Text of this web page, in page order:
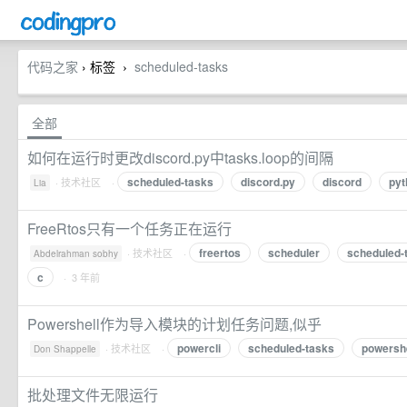
代码之家 › 标签 › scheduled-tasks
全部
如何在运行时更改discord.py中tasks.loop的间隔
Lia · 技术社区 · scheduled-tasks discord.py discord
FreeRtos只有一个任务正在运行
Abdelrahman sobhy · 技术社区 · freertos scheduler
c
· 3 年前
Powershell作为导入模块的计划任务问题,似乎
Don Shappelle · 技术社区 · powercli scheduled-tasks
批处理文件无限运行